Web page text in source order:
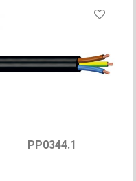
PP0344.1